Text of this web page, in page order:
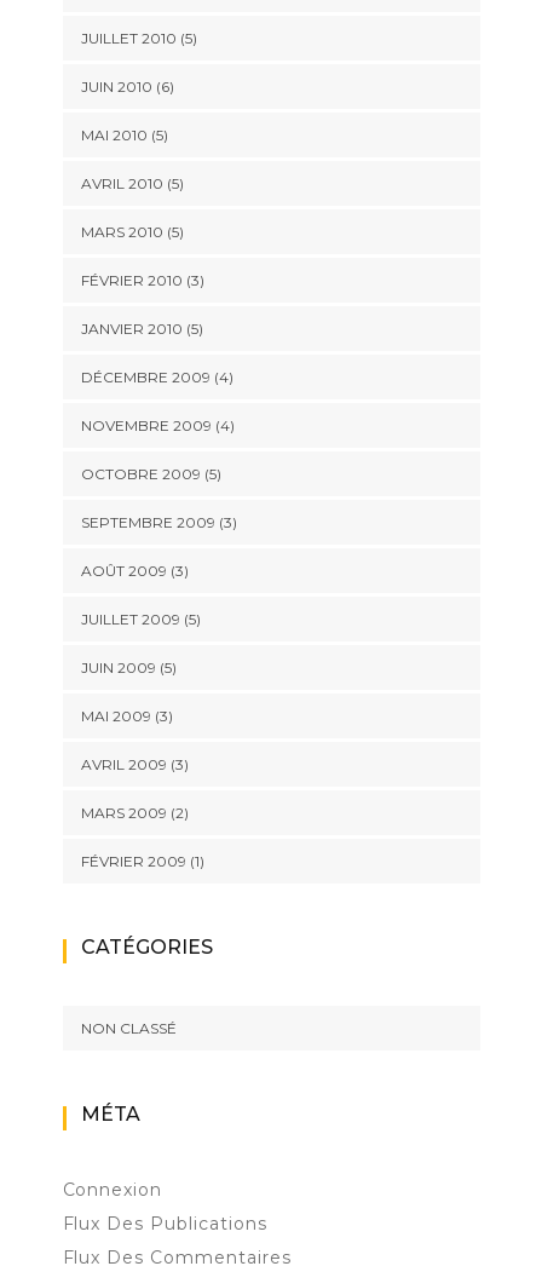
JUILLET 2010 (5)
JUIN 2010 (6)
MAI 2010 (5)
AVRIL 2010 (5)
MARS 2010 (5)
FÉVRIER 2010 (3)
JANVIER 2010 (5)
DÉCEMBRE 2009 (4)
NOVEMBRE 2009 (4)
OCTOBRE 2009 (5)
SEPTEMBRE 2009 (3)
AOÛT 2009 (3)
JUILLET 2009 (5)
JUIN 2009 (5)
MAI 2009 (3)
AVRIL 2009 (3)
MARS 2009 (2)
FÉVRIER 2009 (1)
CATÉGORIES
NON CLASSÉ
MÉTA
Connexion
Flux Des Publications
Flux Des Commentaires